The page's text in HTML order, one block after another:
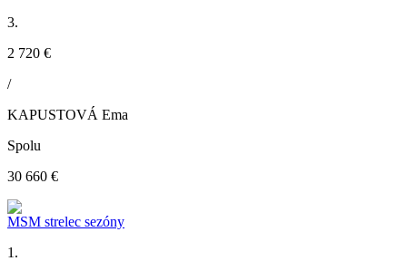
3.
2 720 €
/
KAPUSTOVÁ Ema
Spolu
30 660 €
MSM strelec sezóny
1.